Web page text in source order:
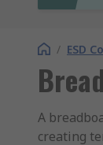
/ ESD
A
creating